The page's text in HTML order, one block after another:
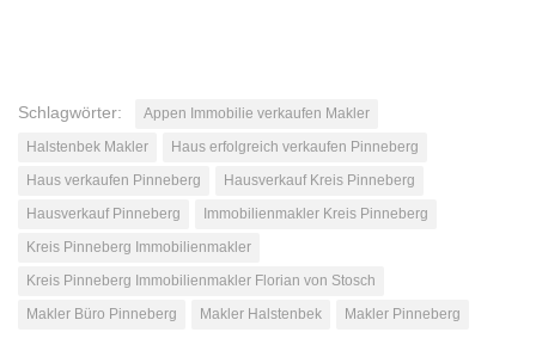
Schlagwörter:
Appen Immobilie verkaufen Makler
Halstenbek Makler
Haus erfolgreich verkaufen Pinneberg
Haus verkaufen Pinneberg
Hausverkauf Kreis Pinneberg
Hausverkauf Pinneberg
Immobilienmakler Kreis Pinneberg
Kreis Pinneberg Immobilienmakler
Kreis Pinneberg Immobilienmakler Florian von Stosch
Makler Büro Pinneberg
Makler Halstenbek Makler Pinneberg